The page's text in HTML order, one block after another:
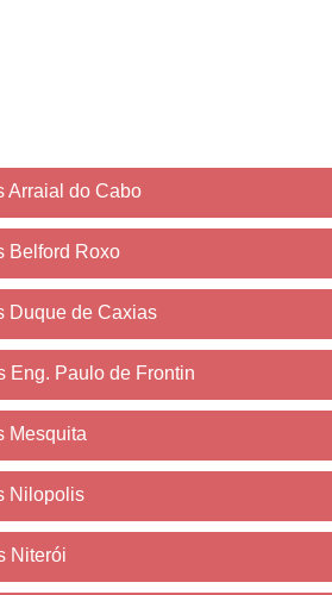
Arraial do Cabo
Belford Roxo
Duque de Caxias
Eng. Paulo de Frontin
Mesquita
Nilopolis
Niterói